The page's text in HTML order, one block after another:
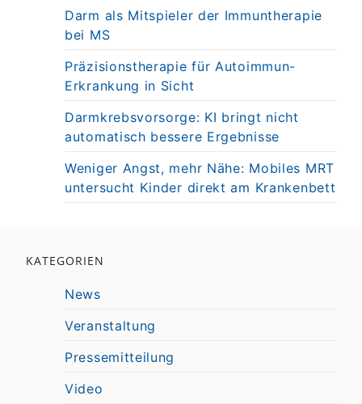
Darm als Mitspieler der Immuntherapie
bei MS
Präzisionstherapie für Autoimmun-
Erkrankung in Sicht
Darmkrebsvorsorge: KI bringt nicht
automatisch bessere Ergebnisse
Weniger Angst, mehr Nähe: Mobiles MRT
untersucht Kinder direkt am Krankenbett
KATEGORIEN
News
Veranstaltung
Pressemitteilung
Video